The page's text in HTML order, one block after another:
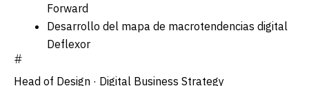
Forward
Desarrollo del mapa de macrotendencias digital
Deflexor
#
Head of Design · Digital Business Strategy